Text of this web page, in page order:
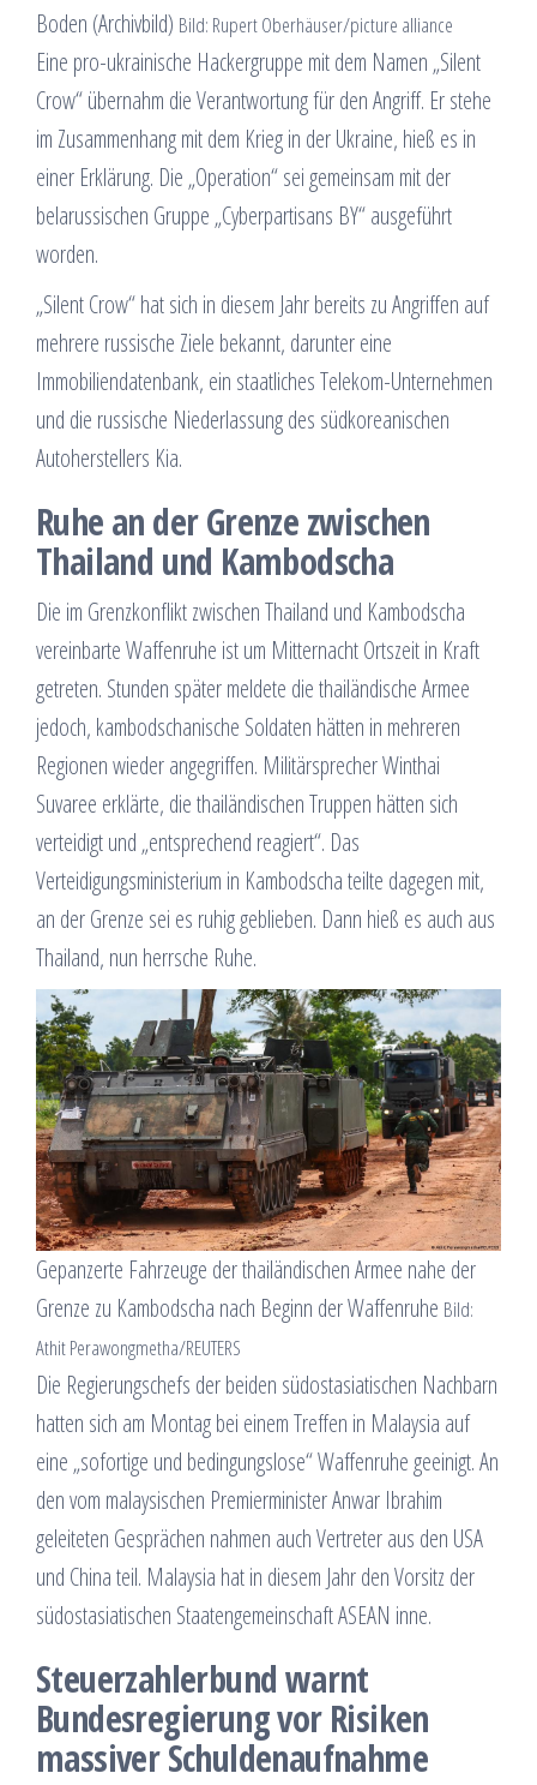
Boden (Archivbild) Bild: Rupert Oberhäuser/picture alliance
Eine pro-ukrainische Hackergruppe mit dem Namen „Silent
Crow“ übernahm die Verantwortung für den Angriff. Er stehe
im Zusammenhang mit dem Krieg in der Ukraine, hieß es in
einer Erklärung. Die „Operation“ sei gemeinsam mit der
belarussischen Gruppe „Cyberpartisans BY“ ausgeführt
worden.
„Silent Crow“ hat sich in diesem Jahr bereits zu Angriffen auf
mehrere russische Ziele bekannt, darunter eine
Immobiliendatenbank, ein staatliches Telekom-Unternehmen
und die russische Niederlassung des südkoreanischen
Autoherstellers Kia.
Ruhe an der Grenze zwischen
Thailand und Kambodscha
Die im Grenzkonflikt zwischen Thailand und Kambodscha
vereinbarte Waffenruhe ist um Mitternacht Ortszeit in Kraft
getreten. Stunden später meldete die thailändische Armee
jedoch, kambodschanische Soldaten hätten in mehreren
Regionen wieder angegriffen. Militärsprecher Winthai
Suvaree erklärte, die thailändischen Truppen hätten sich
verteidigt und „entsprechend reagiert“. Das
Verteidigungsministerium in Kambodscha teilte dagegen mit,
an der Grenze sei es ruhig geblieben. Dann hieß es auch aus
Thailand, nun herrsche Ruhe.
Gepanzerte Fahrzeuge der thailändischen Armee nahe der
Grenze zu Kambodscha nach Beginn der Waffenruhe Bild:
Athit Perawongmetha/REUTERS
Die Regierungschefs der beiden südostasiatischen Nachbarn
hatten sich am Montag bei einem Treffen in Malaysia auf
eine „sofortige und bedingungslose“ Waffenruhe geeinigt. An
den vom malaysischen Premierminister Anwar Ibrahim
geleiteten Gesprächen nahmen auch Vertreter aus den USA
und China teil. Malaysia hat in diesem Jahr den Vorsitz der
südostasiatischen Staatengemeinschaft ASEAN inne.
Steuerzahlerbund warnt
Bundesregierung vor Risiken
massiver Schuldenaufnahme